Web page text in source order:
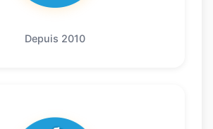
Depuis 2010